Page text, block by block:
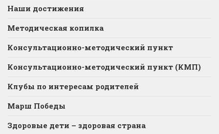
Наши достижения
Методическая копилка
Консультационно-методический пункт
Консультационно-методический пункт (КМП)
Клубы по интересам родителей
Марш Победы
Здоровые дети – здоровая страна